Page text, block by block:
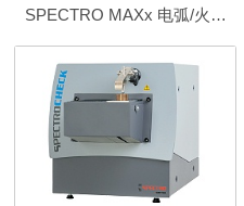
SPECTRO MAXx 电弧/火花